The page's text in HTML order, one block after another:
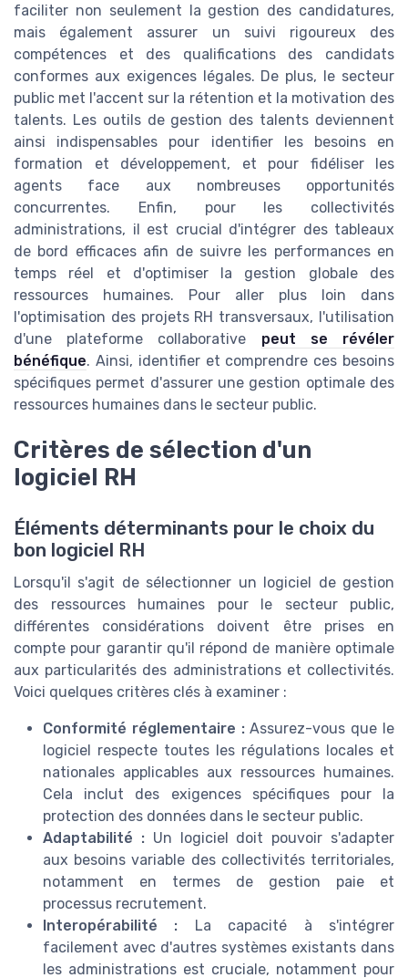
faciliter non seulement la gestion des candidatures,
mais également assurer un suivi rigoureux des
compétences et des qualifications des candidats
conformes aux exigences légales. De plus, le secteur
public met l'accent sur la rétention et la motivation des
talents. Les outils de gestion des talents deviennent
ainsi indispensables pour identifier les besoins en
formation et développement, et pour fidéliser les
agents face aux nombreuses opportunités
concurrentes. Enfin, pour les collectivités
administrations, il est crucial d'intégrer des tableaux
de bord efficaces afin de suivre les performances en
temps réel et d'optimiser la gestion globale des
ressources humaines. Pour aller plus loin dans
l'optimisation des projets RH transversaux, l'utilisation
d'une plateforme collaborative peut se révéler
bénéfique. Ainsi, identifier et comprendre ces besoins
spécifiques permet d'assurer une gestion optimale des
ressources humaines dans le secteur public.
Critères de sélection d'un
logiciel RH
Éléments déterminants pour le choix du
bon logiciel RH
Lorsqu'il s'agit de sélectionner un logiciel de gestion
des ressources humaines pour le secteur public,
différentes considérations doivent être prises en
compte pour garantir qu'il répond de manière optimale
aux particularités des administrations et collectivités.
Voici quelques critères clés à examiner :
Conformité réglementaire :Assurez-vous que le
logiciel respecte toutes les régulations locales et
nationales applicables aux ressources humaines.
Cela inclut des exigences spécifiques pour la
protection des données dans le secteur public.
Adaptabilité :Un logiciel doit pouvoir s'adapter
aux besoins variable des collectivités territoriales,
notamment en termes de gestion paie et
processus recrutement.
Interopérabilité : La capacité à s'intégrer
facilement avec d'autres systèmes existants dans
les administrations est cruciale, notamment pour